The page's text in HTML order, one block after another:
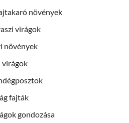
növények
virágok
növények
virágok
fajták
gondozása